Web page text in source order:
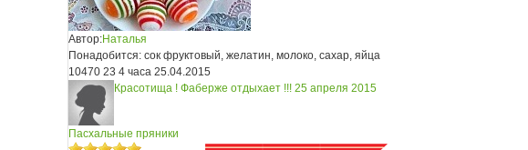
Автор:Наталья
Понадобится: сок фруктовый, желатин, молоко, сахар, яйца
10470 23 4 часа 25.04.2015
Красотища ! Фаберже отдыхает !!! 25 апреля 2015
Пасхальные пряники